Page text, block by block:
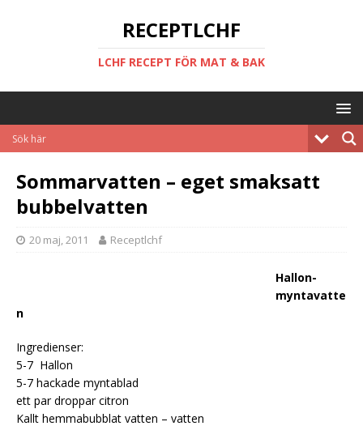
RECEPTLCHF
LCHF RECEPT FÖR MAT & BAK
Sommarvatten – eget smaksatt
bubbelvatten
20 maj, 2011 Receptlchf
Hallon-
myntavatte
n
Ingredienser:
5-7 Hallon
5-7 hackade myntablad
ett par droppar citron
Kallt hemmabubblat vatten – vatten